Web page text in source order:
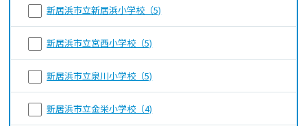
新居浜市立新居浜小学校（5)
新居浜市立宮西小学校（5)
新居浜市立泉川小学校（5)
新居浜市立金栄小学校（4)